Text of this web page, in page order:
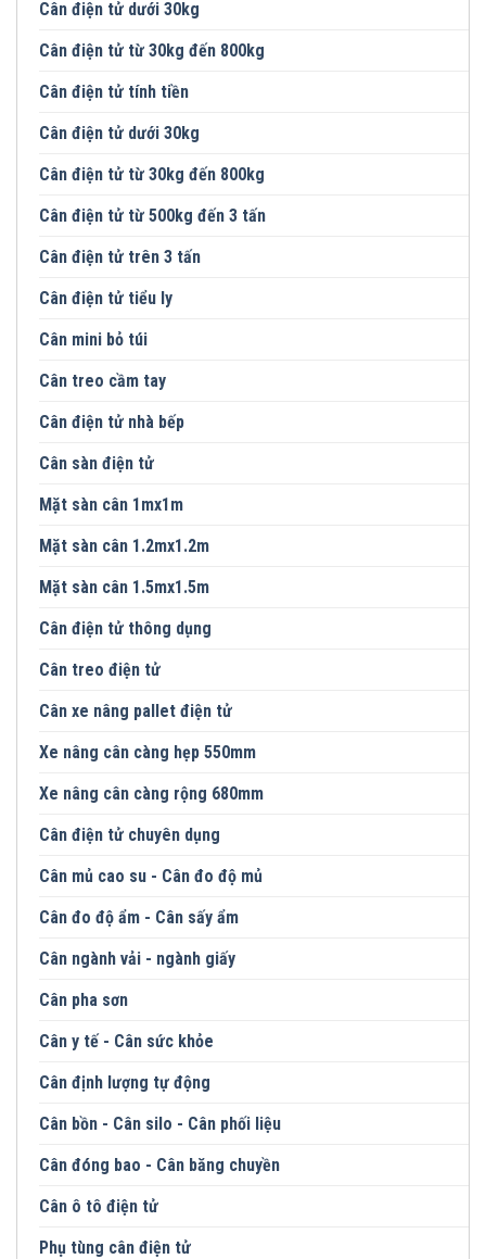
Cân điện tử dưới 30kg
Cân điện tử từ 30kg đến 800kg
Cân điện tử tính tiền
Cân điện tử dưới 30kg
Cân điện tử từ 30kg đến 800kg
Cân điện tử từ 500kg đến 3 tấn
Cân điện tử trên 3 tấn
Cân điện tử tiểu ly
Cân mini bỏ túi
Cân treo cầm tay
Cân điện tử nhà bếp
Cân sàn điện tử
Mặt sàn cân 1mx1m
Mặt sàn cân 1.2mx1.2m
Mặt sàn cân 1.5mx1.5m
Cân điện tử thông dụng
Cân treo điện tử
Cân xe nâng pallet điện tử
Xe nâng cân càng hẹp 550mm
Xe nâng cân càng rộng 680mm
Cân điện tử chuyên dụng
Cân mủ cao su - Cân đo độ mủ
Cân đo độ ẩm - Cân sấy ẩm
Cân ngành vải - ngành giấy
Cân pha sơn
Cân y tế - Cân sức khỏe
Cân định lượng tự động
Cân bồn - Cân silo - Cân phối liệu
Cân đóng bao - Cân băng chuyền
Cân ô tô điện tử
Phụ tùng cân điện tử